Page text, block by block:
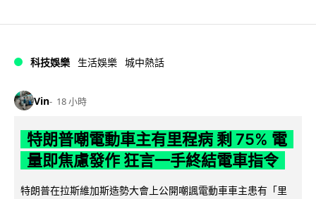
科技娛樂 生活娛樂 城中熱話
Vin 18 小時
特朗普嘲電動車主有里程病 剩 75% 電
量即焦慮發作 狂言一手終結電車指令
特朗普在拉斯維加斯造勢大會上公開嘲諷電動車車主患有「里